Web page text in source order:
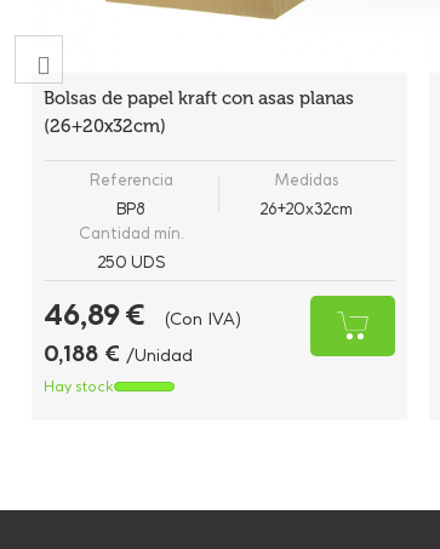
Bolsas de papel kraft con asas planas
(26+20x32cm)
Referencia
BP8
Medidas
26+20x32cm
Cantidad mín.
250 UDS
46,89 € (Con IVA)
0,188 € /Unidad
Hay stock